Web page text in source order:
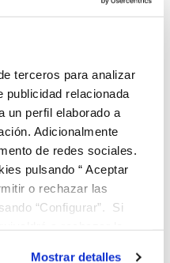
terceros para analizar
relacionada
un perfil elaborado a
Adicionalmente
de redes sociales.
pulsando “ Aceptar
o rechazar las
“Configurar”. Si
Mostrar detalles
la feria
eficiente del